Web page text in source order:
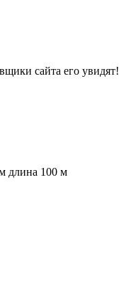
сайта его увидят!
длина 100 м